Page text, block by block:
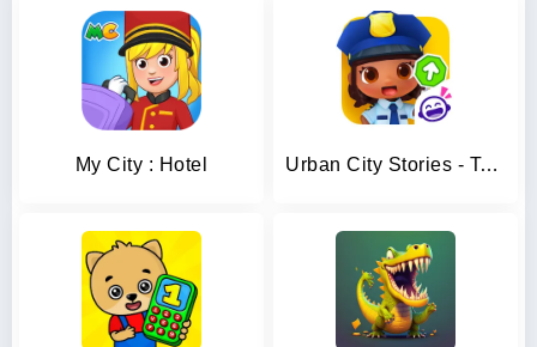
My City : Hotel Urban City Stories - Town life